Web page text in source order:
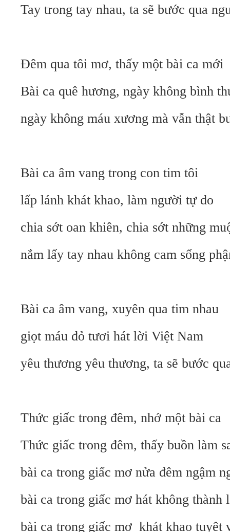
Tay trong tay nhau, ta sẽ bước qua
Đêm qua tôi mơ, thấy một bài ca mới
Bài ca quê hương, ngày không bình
ngày không máu xương mà vẫn thật
Bài ca âm vang trong con tim tôi
lấp lánh khát khao, làm người tự do
chia sớt oan khiên, chia sớt những
nắm lấy tay nhau không cam sống
Bài ca âm vang, xuyên qua tim nhau
giọt máu đỏ tươi hát lời Việt Nam
yêu thương yêu thương, ta sẽ bước
Thức giấc trong đêm, nhớ một bài ca
Thức giấc trong đêm, thấy buồn làm
bài ca trong giấc mơ nửa đêm ngậm
bài ca trong giấc mơ hát không thành
bài ca trong giấc mơ khát khao tuyệt